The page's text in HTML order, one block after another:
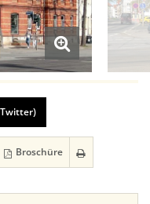
Broschüre